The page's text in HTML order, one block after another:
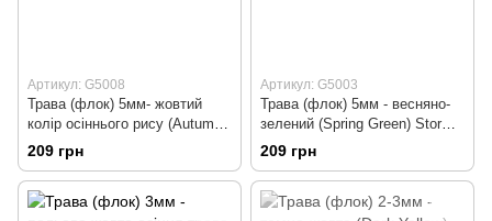
Артикул: G5008
Трава (флок) 5мм- жовтий
колір осіннього рису (Autumn
Paddy), Storm Creation G5008
209 грн
Артикул: G5003
Трава (флок) 5мм - весняно-
зелений (Spring Green) Storm
Creation G5003 (30г)
209 грн